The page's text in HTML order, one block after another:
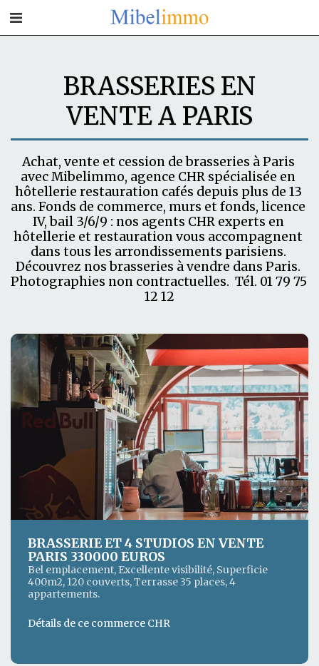
BRASSERIES EN
VENTE A PARIS
Achat, vente et cession de brasseries à Paris
avec Mibelimmo, agence CHR spécialisée en
hôtellerie restauration cafés depuis plus de 13
ans. Fonds de commerce, murs et fonds, licence
IV, bail 3/6/9 : nos agents CHR experts en
hôtellerie et restauration vous accompagnent
dans tous les arrondissements parisiens.
Découvrez nos brasseries à vendre dans Paris.
Photographies non contractuelles.  Tél. 01 79 75
12 12
BRASSERIE ET 4 STUDIOS EN VENTE
PARIS 330000 EUROS
Bel emplacement, Excellente visibilité, Superficie
400m2, 120 couverts, Terrasse 35 places, 4
appartements.
Détails de ce commerce CHR